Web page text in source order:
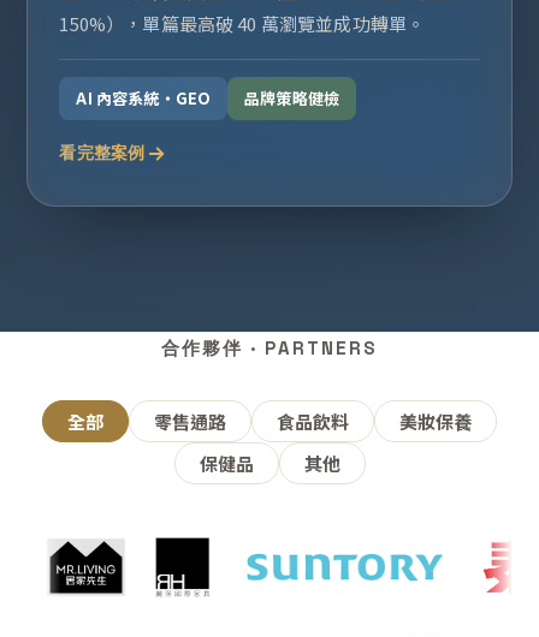
150%），單篇最高破 40 萬瀏覽並成功轉單。
AI 內容系統・GEO 品牌策略健檢
看完整案例
合作夥伴 · PARTNERS
全部 零售通路 食品飲料
美妝保養
保健品
其他